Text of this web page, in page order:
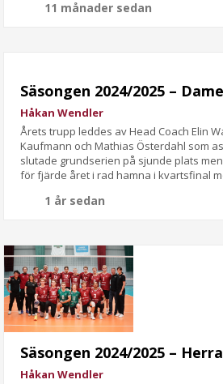
11 månader sedan
Säsongen 2024/2025 –
Håkan Wendler
Årets trupp leddes av Head Coach Elin
Kaufmann och Mathias Österdahl som
slutade grundserien på sjunde plats
för fjärde året i rad hamna i kvartsfinal
1 år sedan
Säsongen 2024/2025 –
Håkan Wendler